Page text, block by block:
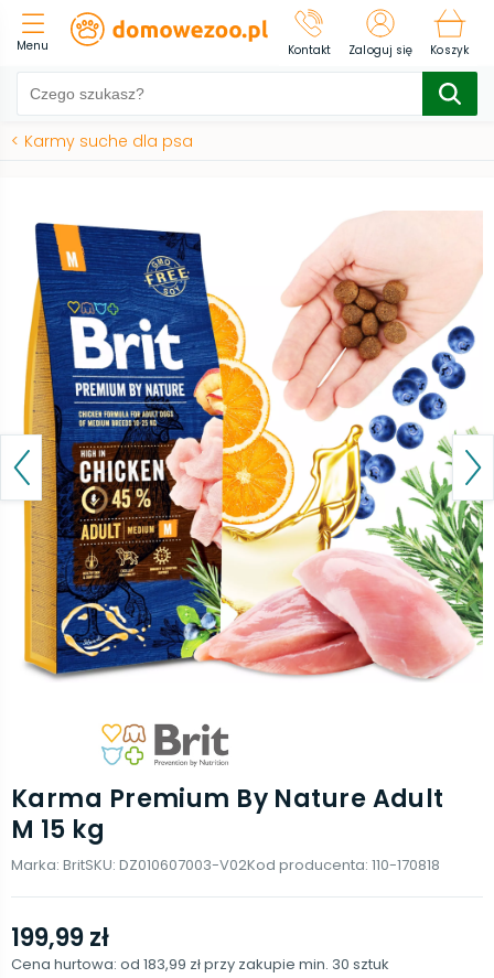
Menu Kontakt Zaloguj się Koszyk
< Karmy suche dla psa
Karma Premium By Nature Adult
M 15 kg
Marka: BritSKU: DZ010607003-V02Kod producenta: 110-170818
199,99 zł
Cena hurtowa: od 183,99 złprzy zakupie min. 30 sztuk